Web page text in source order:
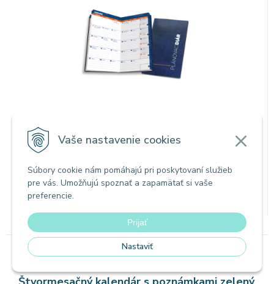
Vaše nastavenie cookies
Súbory cookie nám pomáhajú pri poskytovaní služieb
pre vás. Umožňujú spoznať a zapamätať si vaše
preferencie.
Prijať
Nastaviť
Klasický minidiár s riadkovým usporiadaním dní - 1 mesiac na
dvojstránke. Rozmery: 8x15 cm, obal mäkký PVC.
1,30 €bez DPH / KS